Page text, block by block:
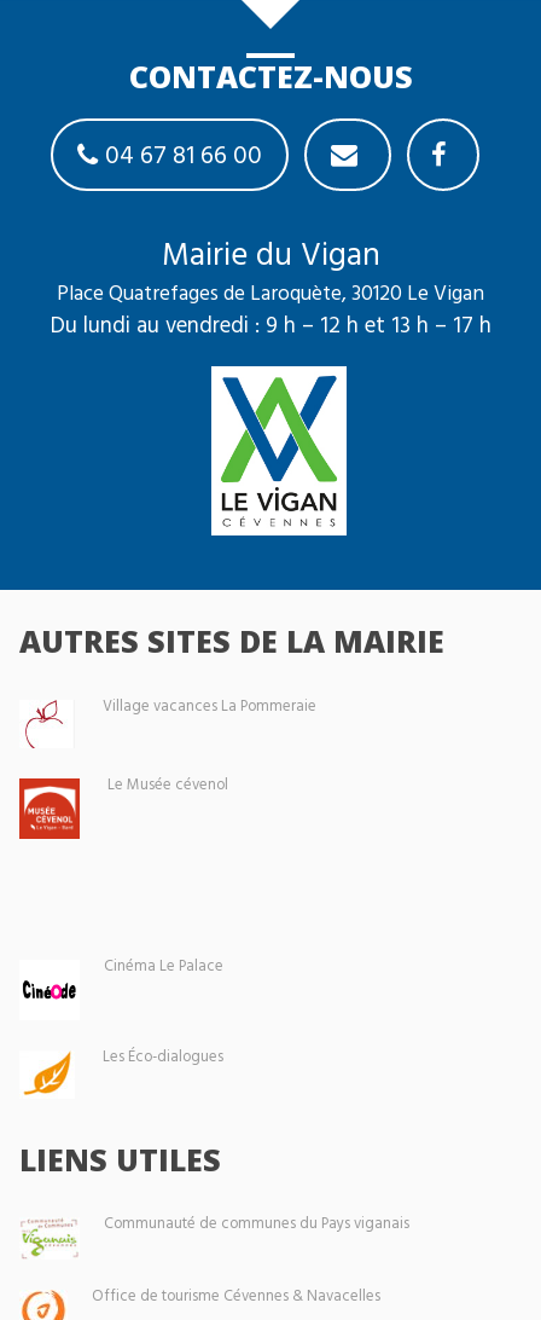
CONTACTEZ-NOUS
04 67 81 66 00
Mairie du Vigan
Place Quatrefages de Laroquète, 30120 Le Vigan
Du lundi au vendredi : 9 h – 12 h et 13 h – 17 h
AUTRES SITES DE LA MAIRIE
Village vacances La Pommeraie
Le Musée cévenol
Cinéma Le Palace
Les Éco-dialogues
LIENS UTILES
Communauté de communes du Pays viganais
Office de tourisme Cévennes & Navacelles